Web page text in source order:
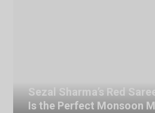
Sezal Sharma’s Red
Is the Perfect Monsoon